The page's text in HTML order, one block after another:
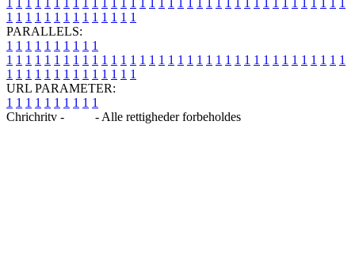
1 1 1 1 1 1 1 1 1 1 1 1 1 1
PARALLELS:
1 1 1 1 1 1 1 1 1 1
1 1 1 1 1 1 1 1 1 1 1 1 1 1 1 1 1 1 1 1 1 1 1 1 1 1 1 1 1 1 1 1 1 1 1 1
1 1 1 1 1 1 1 1 1 1 1 1 1 1
URL PARAMETER:
1 1 1 1 1 1 1 1 1 1
Chrichritv -
- Alle rettigheder forbeholdes